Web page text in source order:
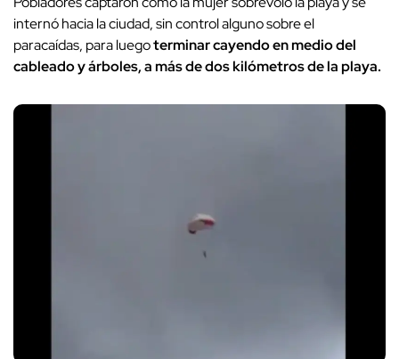
internó hacia la ciudad, sin control alguno sobre el
paracaídas, para luegoterminar cayendo en medio del
cableado y árboles, a más de dos kilómetros de la playa.